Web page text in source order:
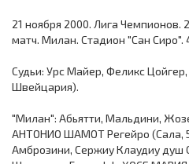
21 ноября 2000. Лига Чемпионов.
матч. Милан. Стадион "Сан Сиро".
Судьи: Урс Майер, Феликс
Швейцария).
"Милан": Абьятти, Мальдини,
АНТОНИО ШАМОТ Регейро (Сала,
Амброзини, Сержиу Клаудиу